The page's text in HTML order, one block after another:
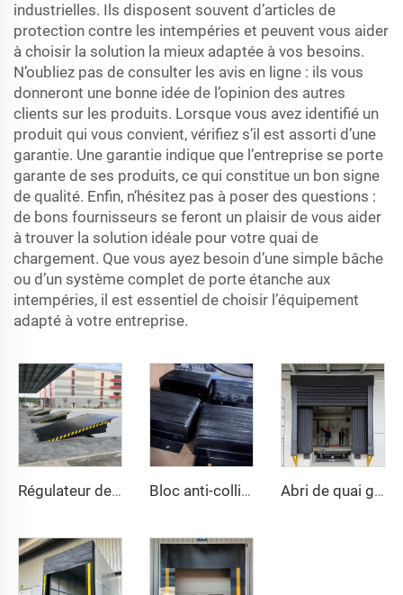
industrielles. Ils disposent souvent d’articles de
protection contre les intempéries et peuvent vous aider
à choisir la solution la mieux adaptée à vos besoins.
N’oubliez pas de consulter les avis en ligne : ils vous
donneront une bonne idée de l’opinion des autres
clients sur les produits. Lorsque vous avez identifié un
produit qui vous convient, vérifiez s’il est assorti d’une
garantie. Une garantie indique que l’entreprise se porte
garante de ses produits, ce qui constitue un bon signe
de qualité. Enfin, n’hésitez pas à poser des questions :
de bons fournisseurs se feront un plaisir de vous aider
à trouver la solution idéale pour votre quai de
chargement. Que vous ayez besoin d’une simple bâche
ou d’un système complet de porte étanche aux
intempéries, il est essentiel de choisir l’équipement
adapté à votre entreprise.
Régulateur de quai Bloc anti-collision pour plateforme Abri de quai gonflable